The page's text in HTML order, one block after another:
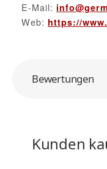
E-Mail:
Web: https://
Bewertungen
Kunden